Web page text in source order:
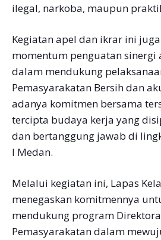
ilegal, narkoba, maupun
Kegiatan apel dan ikrar ini
momentum penguatan sinergi
dalam mendukung
Pemasyarakatan Bersih dan
adanya komitmen bersama
tercipta budaya kerja yang
dan bertanggung jawab di
I Medan.
Melalui kegiatan ini, Lapas
menegaskan komitmennya
mendukung program
Pemasyarakatan dalam